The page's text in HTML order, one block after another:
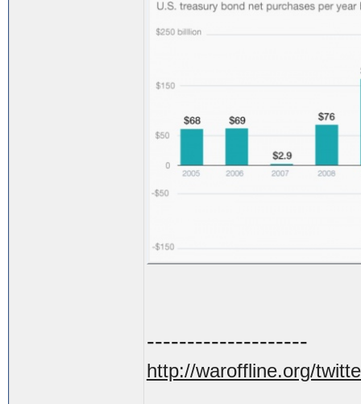
--------------------
http://waroffline.org/